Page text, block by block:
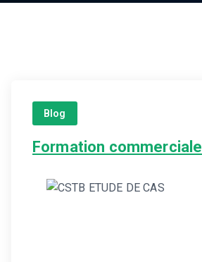
Blog
Formation commerciale